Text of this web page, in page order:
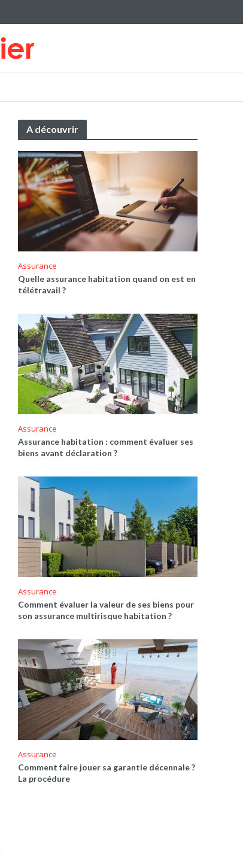
A découvrir
Assurance
Quelle assurance habitation quand on est en
télétravail ?
Assurance
Assurance habitation : comment évaluer ses
biens avant déclaration ?
Assurance
Comment évaluer la valeur de ses biens pour
son assurance multirisque habitation ?
Assurance
Comment faire jouer sa garantie décennale ?
La procédure